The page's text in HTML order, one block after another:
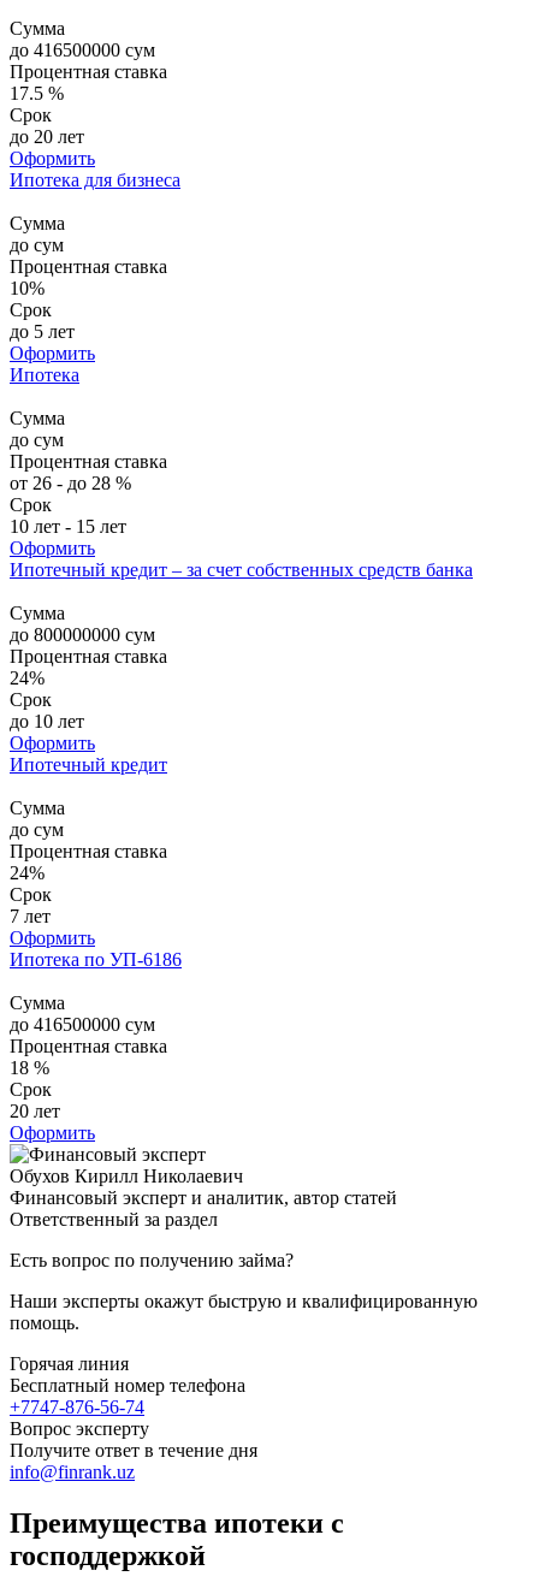
Сумма
до 416500000 сум
Процентная ставка
17.5 %
Срок
до 20 лет
Оформить
Ипотека для бизнеса
Сумма
до сум
Процентная ставка
10%
Срок
до 5 лет
Оформить
Ипотека
Сумма
до сум
Процентная ставка
от 26 - до 28 %
Срок
10 лет - 15 лет
Оформить
Ипотечный кредит – за счет собственных средств банка
Сумма
до 800000000 сум
Процентная ставка
24%
Срок
до 10 лет
Оформить
Ипотечный кредит
Сумма
до сум
Процентная ставка
24%
Срок
7 лет
Оформить
Ипотека по УП-6186
Сумма
до 416500000 сум
Процентная ставка
18 %
Срок
20 лет
Оформить
Обухов Кирилл Николаевич
Финансовый эксперт и аналитик, автор статей
Ответственный за раздел
Есть вопрос по получению займа?
Наши эксперты окажут быструю и квалифицированную
помощь.
Горячая линия
Бесплатный номер телефона
+7747-876-56-74
Вопрос эксперту
Получите ответ в течение дня
info@finrank.uz
Преимущества ипотеки с
господдержкой